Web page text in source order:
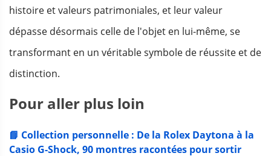
histoire et valeurs patrimoniales, et leur valeur
dépasse désormais celle de l'objet en lui-même, se
transformant en un véritable symbole de réussite et de
distinction.
Pour aller plus loin
📘 Collection personnelle : De la Rolex Daytona à la
Casio G-Shock, 90 montres racontées pour sortir